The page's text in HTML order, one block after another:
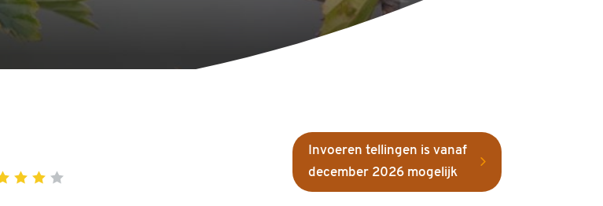
2 3 4
Invoeren tellingen is vanaf
december 2026 mogelijk